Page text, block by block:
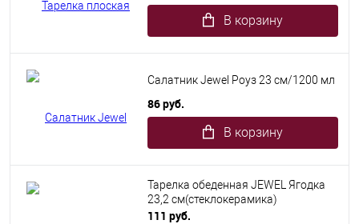
В корзину
Салатник Jewel Роуз 23 см/1200 мл
86 руб.
В корзину
Тарелка обеденная JEWEL Ягодка
23,2 см(стеклокерамика)
111 руб.